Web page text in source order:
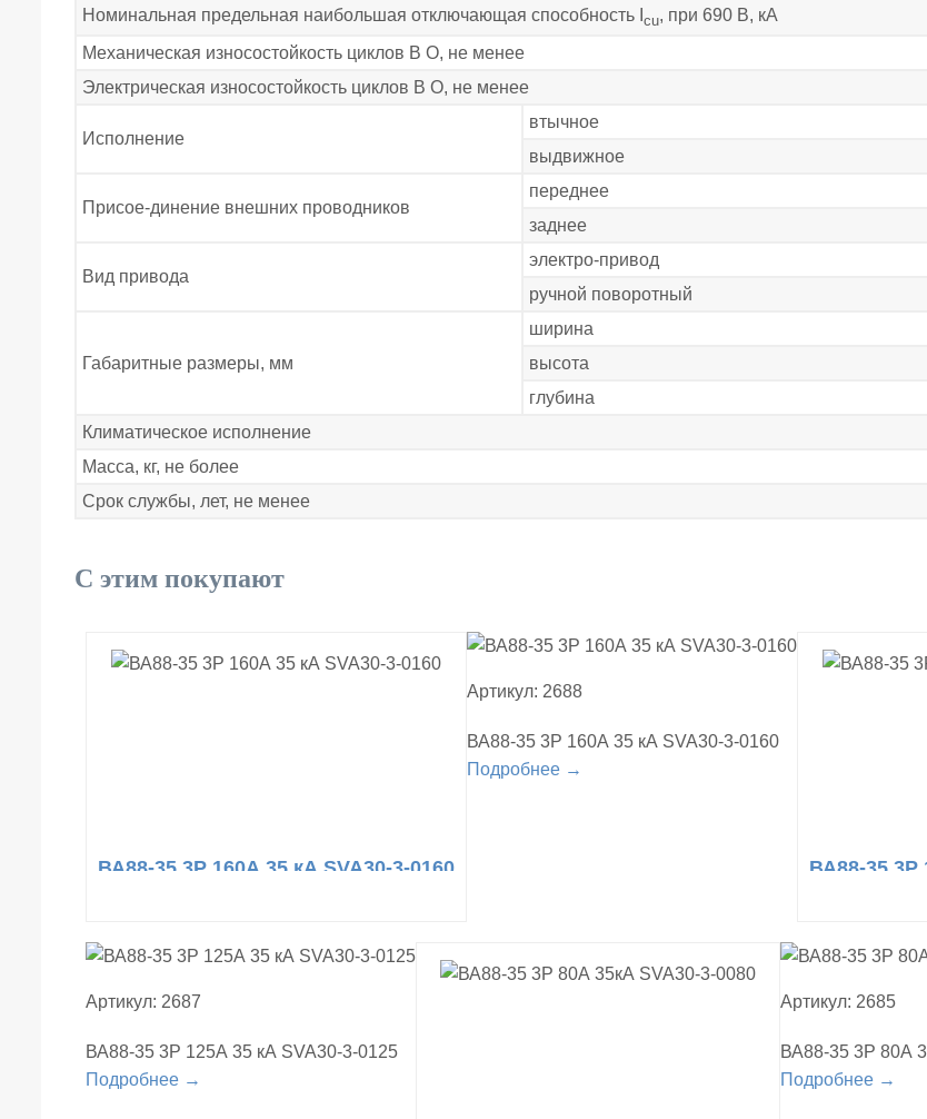
Номинальная предельная наибольшая отключающая способность I cu, при 690 В, кА
Механическая износостойкость циклов В О, не менее
Электрическая износостойкость циклов В О, не менее
Исполнение
втычное
выдвижное
Присое-динение внешних проводников
переднее
заднее
Вид привода
электро-привод
ручной поворотный
Габаритные размеры, мм
ширина
высота
глубина
Климатическое исполнение
Масса, кг, не более
Срок службы, лет, не менее
С этим покупают
ВА88-35 3Р 160А 35 кА SVA30-3-0160
Артикул: 2688
ВА88-35 3Р 160А 35 кА SVA30-3-0160
Подробнее →
ВА88-35 3Р
Артикул: 2687
ВА88-35 3Р 125А 35 кА SVA30-3-0125
Подробнее →
Артикул: 2685
ВА88-35 3Р 80А
Подробнее →